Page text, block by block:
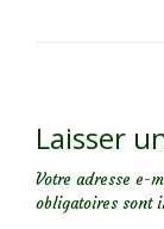
Laisser
Votre adresse e-
obligatoires sont